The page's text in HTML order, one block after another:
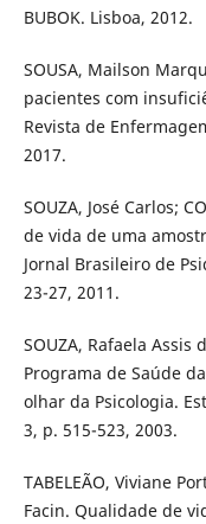
BUBOK. Lisboa, 2012.
SOUSA, Mailson
pacientes com
Revista de
2017.
SOUZA, José Carlos;
de vida de uma
Jornal Brasileiro de
23-27, 2011.
SOUZA, Rafaela Assis
Programa de Saúde
olhar da Psicologia.
3, p. 515-523, 2003.
TABELEÃO, Viviane
Facin. Qualidade de